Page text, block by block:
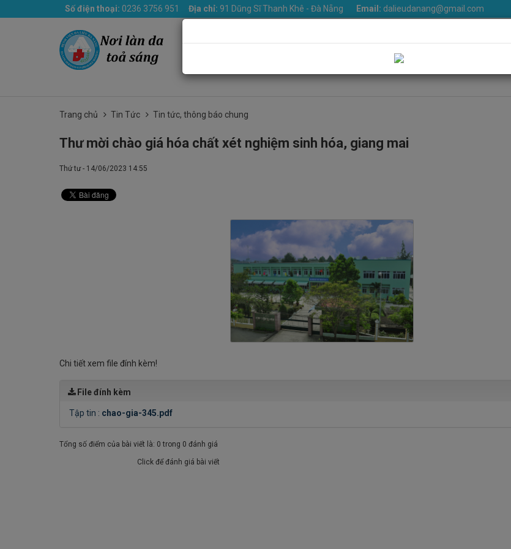
Số điện thoại: 0236 3756 951 Địa chỉ: 91 Dũng Sĩ Thanh Khê - Đà Nẵng Email: dalieudanang@gmail.com
Trang chủ Giới thiệu Khoa phòng Dịch vụ Tin Tức Văn bản
Trang chủ Tin Tức Tin tức, thông báo chung
Thư mời chào giá hóa chất xét nghiệm sinh hóa, giang mai
Thứ tư - 14/06/2023 14:55
Chi tiết xem file đính kèm!
File đính kèm
Tập tin : chao-gia-345.pdf
Tổng số điểm của bài viết là: 0 trong 0 đánh giá
Click để đánh giá bài viết